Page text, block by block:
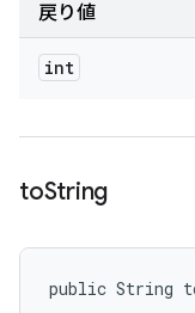
戻り値
int
toString
public String